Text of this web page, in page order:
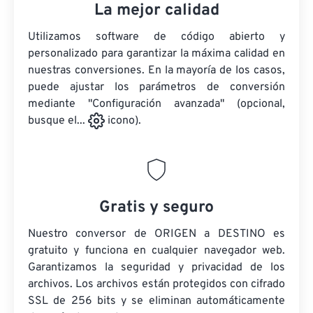
La mejor calidad
Utilizamos software de código abierto y
personalizado para garantizar la máxima calidad en
nuestras conversiones. En la mayoría de los casos,
puede ajustar los parámetros de conversión
mediante "Configuración avanzada" (opcional,
busque el...
icono).
Gratis y seguro
Nuestro conversor de ORIGEN a DESTINO es
gratuito y funciona en cualquier navegador web.
Garantizamos la seguridad y privacidad de los
archivos. Los archivos están protegidos con cifrado
SSL de 256 bits y se eliminan automáticamente